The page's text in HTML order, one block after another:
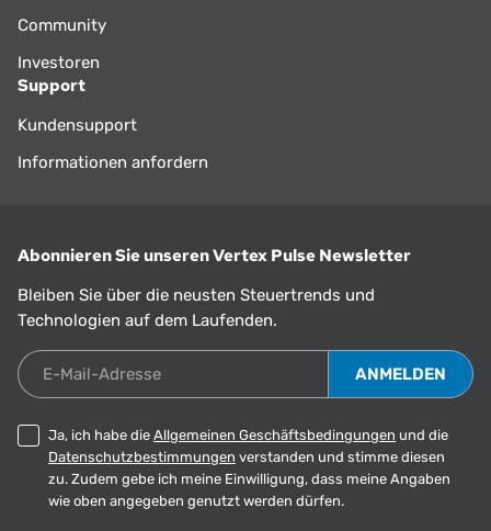
Community
Investoren
Support
Kundensupport
Informationen anfordern
Abonnieren Sie unseren Vertex Pulse Newsletter
Bleiben Sie über die neusten Steuertrends und
Technologien auf dem Laufenden.
E-Mail-Adresse
Ja, ich habe die Allgemeinen Geschäftsbedingungen und die
Datenschutzbestimmungen verstanden und stimme diesen
zu. Zudem gebe ich meine Einwilligung, dass meine Angaben
wie oben angegeben genutzt werden dürfen.